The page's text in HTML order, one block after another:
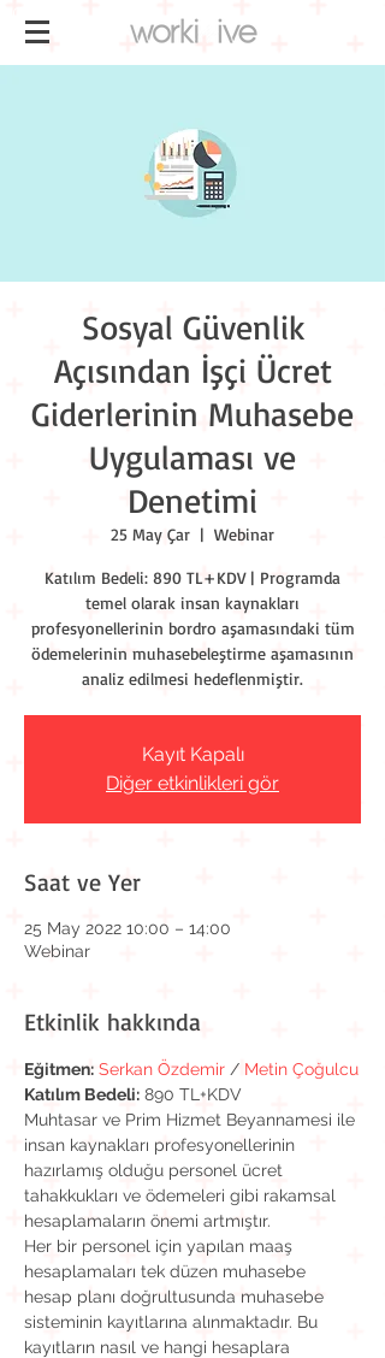
Sosyal Güvenlik
Açısından İşçi Ücret
Giderlerinin Muhasebe
Uygulaması ve
Denetimi
25 May Çar
  |
Webinar
Katılım Bedeli: 890 TL+KDV | Programda
temel olarak insan kaynakları
profesyonellerinin bordro aşamasındaki tüm
ödemelerinin muhasebeleştirme aşamasının
analiz edilmesi hedeflenmiştir.
Kayıt Kapalı
Diğer etkinlikleri gör
Saat ve Yer
25 May 2022 10:00 – 14:00
Webinar
Etkinlik hakkında
Eğitmen: Serkan Özdemir / Metin Çoğulcu
Katılım Bedeli: 890 TL+KDV
Muhtasar ve Prim Hizmet Beyannamesi ile
insan kaynakları profesyonellerinin
hazırlamış olduğu personel ücret
tahakkukları ve ödemeleri gibi rakamsal
hesaplamaların önemi artmıştır.
Her bir personel için yapılan maaş
hesaplamaları tek düzen muhasebe
hesap planı doğrultusunda muhasebe
sisteminin kayıtlarına alınmaktadır. Bu
kayıtların nasıl ve hangi hesaplara